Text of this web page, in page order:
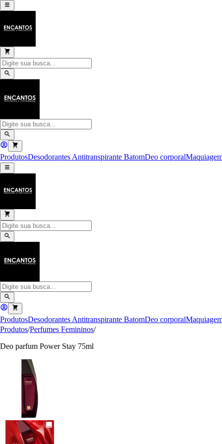
ProdutosDesodorantes Antitranspirante BatomDeo corporal
ProdutosDesodorantes Antitranspirante BatomDeo corporal
Produtos/Perfumes Femininos/
Deo parfum Power Stay 75ml